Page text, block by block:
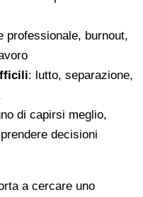
professionale, burnout,
: lutto, separazione,
di capirsi meglio,
decisioni
a cercare uno